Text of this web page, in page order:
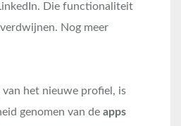
Die functionaliteit
Nog meer
het nieuwe profiel, is
genomen van de apps